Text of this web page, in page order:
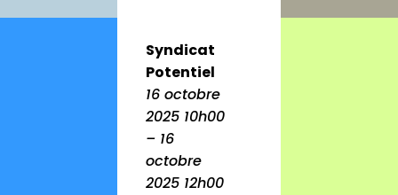
Syndicat
Potentiel
16 octobre
2025 10h00
– 16
octobre
2025 12h00